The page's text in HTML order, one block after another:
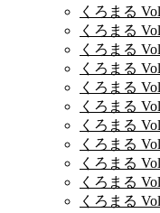
くろまる
くろまる
くろまる
くろまる
くろまる
くろまる
くろまる
くろまる
くろまる
くろまる
くろまる